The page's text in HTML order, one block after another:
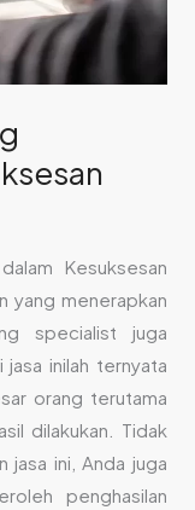
Kesuksesan
yang menerapkan
specialist juga
jasa inilah ternyata
orang terutama
dilakukan. Tidak
jasa ini, Anda juga
penghasilan